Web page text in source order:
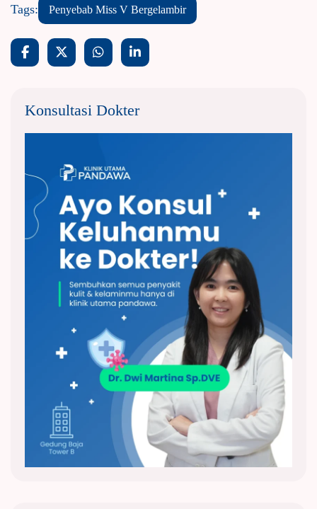
Tags: Penyebab Miss V Bergelambir
Konsultasi Dokter